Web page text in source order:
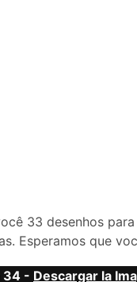
33 desenhos
Esperamos que
34 - Descargar la